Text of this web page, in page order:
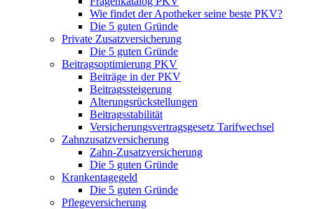
Wie findet der Apotheker seine beste PKV?
Die 5 guten Gründe
Private Zusatzversicherung
Die 5 guten Gründe
Beitragsoptimierung PKV
Beiträge in der PKV
Beitragssteigerung
Alterungsrückstellungen
Beitragsstabilität
Versicherungsvertragsgesetz Tarifwechsel
Zahnzusatzversicherung
Zahn-Zusatzversicherung
Die 5 guten Gründe
Krankentagegeld
Die 5 guten Gründe
Pflegeversicherung